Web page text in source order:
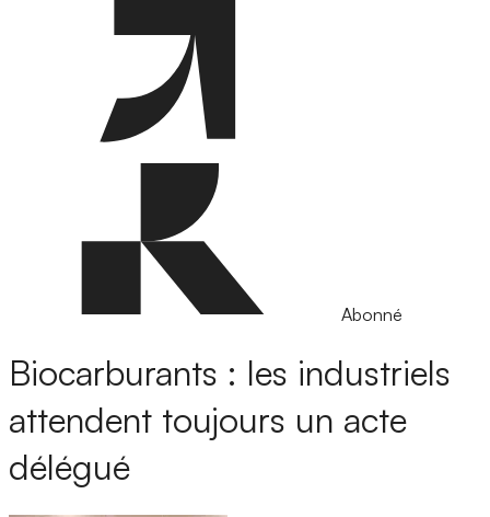
Abonné
Biocarburants : les industriels
attendent toujours un acte
délégué